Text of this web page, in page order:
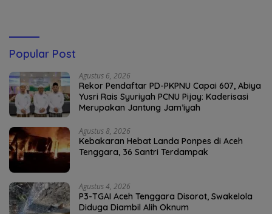
Popular Post
Agustus 6, 2026
Rekor Pendaftar PD-PKPNU Capai 607, Abiya
Yusri Rais Syuriyah PCNU Pijay: Kaderisasi
Merupakan Jantung Jam’iyah
Agustus 8, 2026
Kebakaran Hebat Landa Ponpes di Aceh
Tenggara, 36 Santri Terdampak
Agustus 4, 2026
P3-TGAI Aceh Tenggara Disorot, Swakelola
Diduga Diambil Alih Oknum